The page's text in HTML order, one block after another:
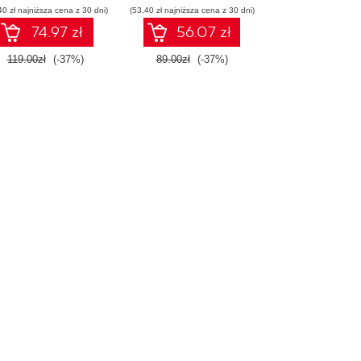
zł najniższa cena z 30 dni)
74.97 zł
119.00zł (-37%)
(53,40 zł najniższa cena z 30 dni)
56.07 zł
89.00zł (-37%)